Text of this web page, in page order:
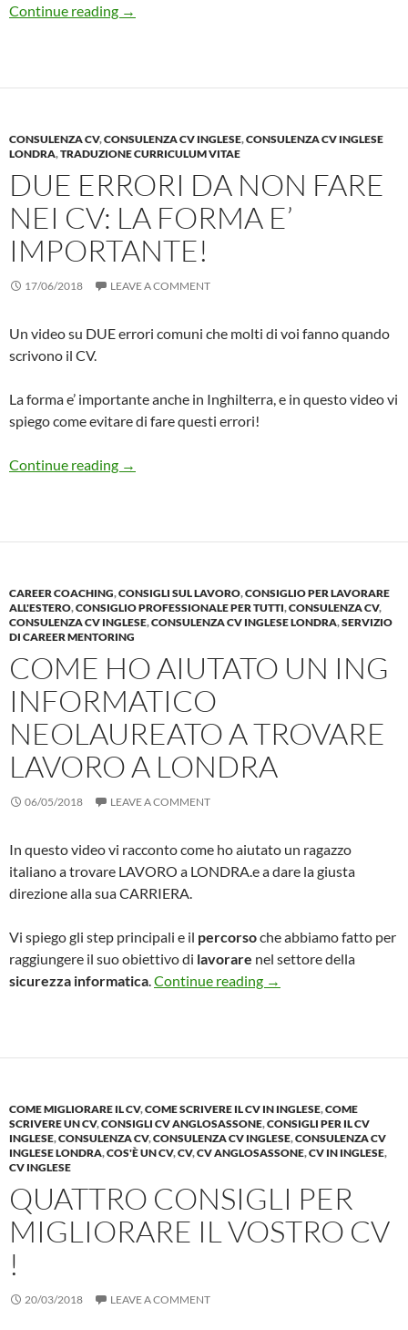
Continue reading Qual’e’ il formato MIGLIORE per il CV
→
CONSULENZA CV,CONSULENZA CV INGLESE,CONSULENZA CV INGLESE
LONDRA,TRADUZIONE CURRICULUM VITAE
DUE ERRORI DA NON FARE
NEI CV: LA FORMA E’
IMPORTANTE!
17/06/2018 LEAVE A COMMENT
Un video su DUE errori comuni che molti di voi fanno quando
scrivono il CV.
La forma e’ importante anche in Inghilterra, e in questo video vi
spiego come evitare di fare questi errori!
Continue reading Due errori da non fare nei CV: la FORMA e’
→
CAREER COACHING,CONSIGLI SUL LAVORO,CONSIGLIO PER LAVORARE
ALL'ESTERO,CONSIGLIO PROFESSIONALE PER TUTTI,CONSULENZA CV,
CONSULENZA CV INGLESE,CONSULENZA CV INGLESE LONDRA,SERVIZIO
DI CAREER MENTORING
COME HO AIUTATO UN ING
INFORMATICO
NEOLAUREATO A TROVARE
LAVORO A LONDRA
06/05/2018 LEAVE A COMMENT
In questo video vi racconto come ho aiutato un ragazzo
italiano a trovare LAVORO a LONDRA.e a dare la giusta
direzione alla sua CARRIERA.
Vi spiego gli step principali e il percorsoche abbiamo fatto per
raggiungere il suo obiettivo di lavorare nel settore della
sicurezza informatica.Continue reading Come ho AIUTATO
→
COME MIGLIORARE IL CV,COME SCRIVERE IL CV IN INGLESE,COME
SCRIVERE UN CV,CONSIGLI CV ANGLOSASSONE,CONSIGLI PER IL CV
INGLESE,CONSULENZA CV,CONSULENZA CV INGLESE,CONSULENZA CV
INGLESE LONDRA,COS'È UN CV,CV,CV ANGLOSASSONE,CV IN INGLESE,
CV INGLESE
QUATTRO CONSIGLI PER
MIGLIORARE IL VOSTRO CV
!
20/03/2018 LEAVE A COMMENT